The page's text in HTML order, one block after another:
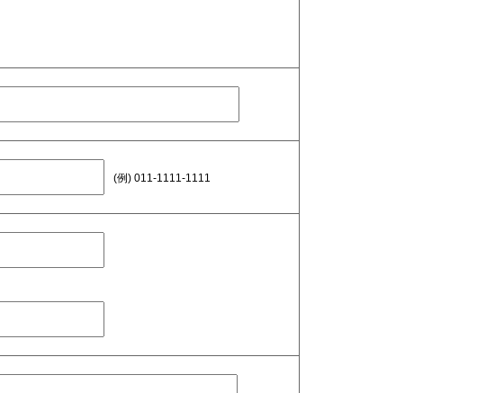
(例) 011-1111-1111